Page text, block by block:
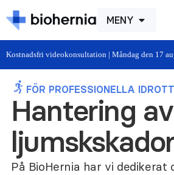
MENY
Kostnadsfri videokonsultation | Måndag den 17
FÖR PROFESSIONELLA
Hantering av
På BioHernia har vi dedikerat